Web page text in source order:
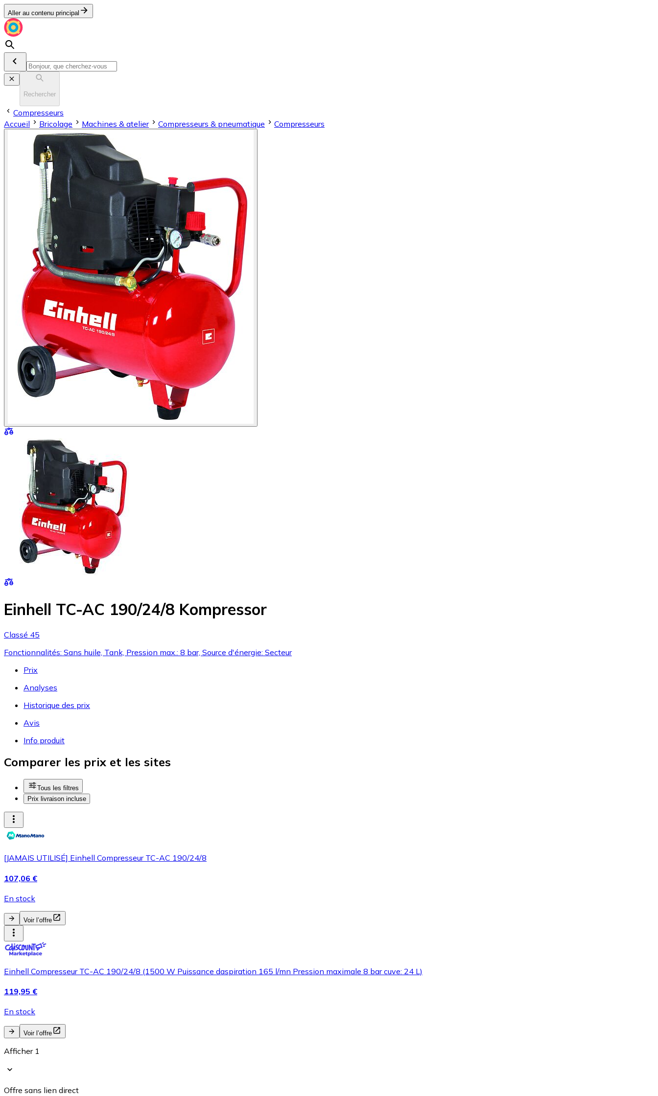
Aller au contenu principal
Rechercher
Compresseurs
Accueil
Bricolage Machines & atelier Compresseurs & pneumatique Compresseurs
Einhell TC-AC 190/24/8 Kompressor
Classé 45
Fonctionnalités: Sans huile, Tank, Pression max.: 8 bar, Source d'énergie: Secteur
Prix
Analyses
Historique des prix
Avis
Info produit
Comparer les prix et les sites
Tous les filtres
Prix livraison incluse
[JAMAIS UTILISÉ] Einhell Compresseur TC-AC 190/24/8
107,06 €
En stock
Voir l’offre
Einhell Compresseur TC-AC 190/24/8 (1500 W Puissance daspiration 165 l/mn Pression maximale 8 bar cuve: 24 L)
119,95 €
En stock
Voir l’offre
Afficher 1
Offre sans lien direct